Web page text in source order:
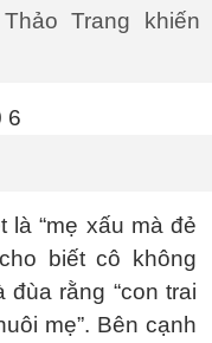
Trang khiến
“mẹ xấu mà đẻ
biết cô không
đùa rằng “con trai
mẹ”. Bên cạnh